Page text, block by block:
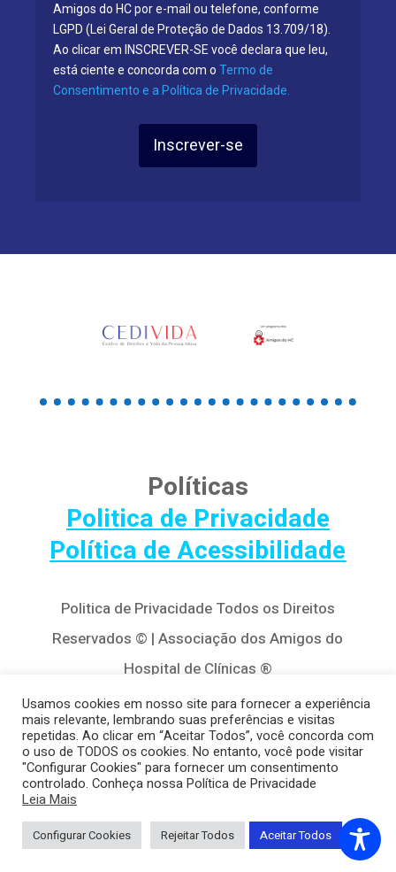
Amigos do HC por e-mail ou telefone, conforme
LGPD (Lei Geral de Proteção de Dados 13.709/18).
Ao clicar em INSCREVER-SE você declara que leu,
está ciente e concorda com o Termo de
Consentimento e a Política de Privacidade.
Inscrever-se
Políticas
Politica de Privacidade
Política de Acessibilidade
Politica de Privacidade Todos os Direitos
Reservados © | Associação dos Amigos do
Hospital de Clínicas ®
Av. Agostinho Leão Jr, 320 – Alto da Glória,
80030-110, Curitiba / PR
(41) 3122-8650 | contato@cedivida.org.br
CNPJ: 79.698.643/0001-00
Usamos cookies em nosso site para fornecer a experiência
mais relevante, lembrando suas preferências e visitas
repetidas. Ao clicar em “Aceitar Todos”, você concorda com
o uso de TODOS os cookies. No entanto, você pode visitar
"Configurar Cookies" para fornecer um consentimento
controlado. Conheça nossa Política de Privacidade
Leia Mais
Configurar Cookies Rejeitar Todos Aceitar Todos